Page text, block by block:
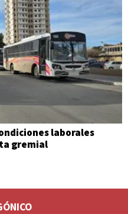
laborales
gremial